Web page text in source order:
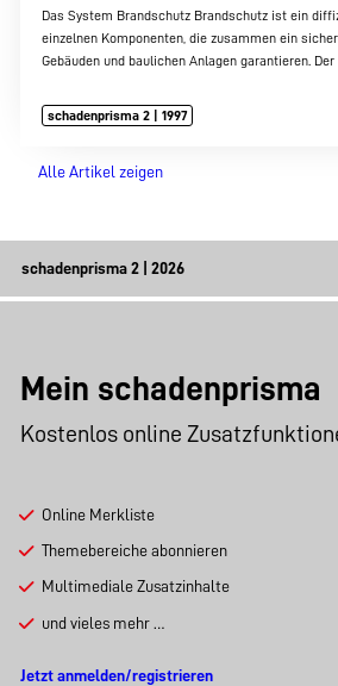
Das System Brandschutz Brandschutz ist ein
einzelnen Komponenten, die zusammen ein
Gebäuden und baulichen Anlagen garantieren.
schadenprisma 2 | 1997
Alle Artikel zeigen
Mein schadenprisma
Kostenlos online
Online Merkliste
Themebereiche abonnieren
Multimediale Zusatzinhalte
und vieles mehr …
Jetzt anmelden/registrieren